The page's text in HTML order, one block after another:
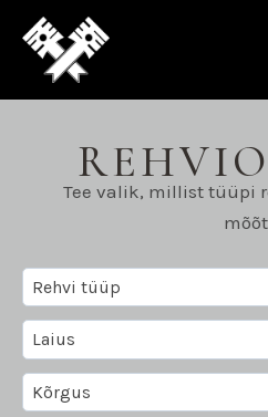
Tee valik, millist tüüpi